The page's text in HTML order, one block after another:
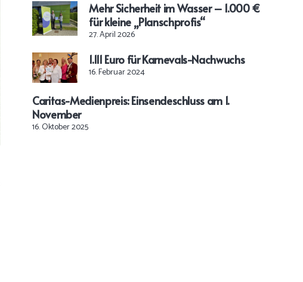
Mehr Sicherheit im Wasser – 1.000 €
für kleine „Planschprofis“
27. April 2026
1.111 Euro für Karnevals-Nachwuchs
16. Februar 2024
Caritas-Medienpreis: Einsendeschluss am 1.
November
16. Oktober 2025